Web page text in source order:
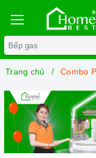
Trang chủ Combo